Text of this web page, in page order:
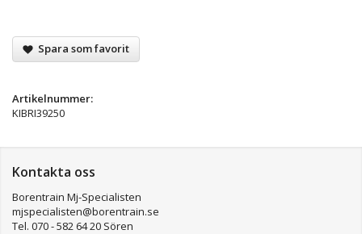
Spara som favorit
Artikelnummer:
KIBRI39250
Kontakta oss
Borentrain Mj-Specialisten
mjspecialisten@borentrain.se
Tel. 070 - 582 64 20 Sören